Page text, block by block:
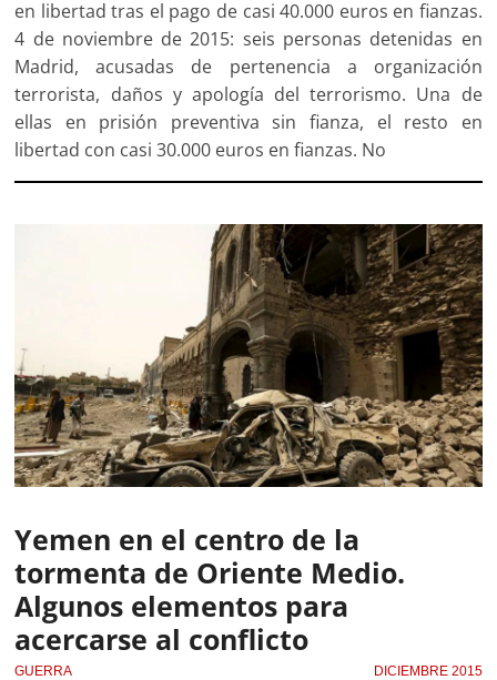
en libertad tras el pago de casi 40.000 euros en fianzas.
4 de noviembre de 2015: seis personas detenidas en
Madrid, acusadas de pertenencia a organización
terrorista, daños y apología del terrorismo. Una de
ellas en prisión preventiva sin fianza, el resto en
libertad con casi 30.000 euros en fianzas. No
Yemen en el centro de la
tormenta de Oriente Medio.
Algunos elementos para
acercarse al conflicto
GUERRA DICIEMBRE 2015